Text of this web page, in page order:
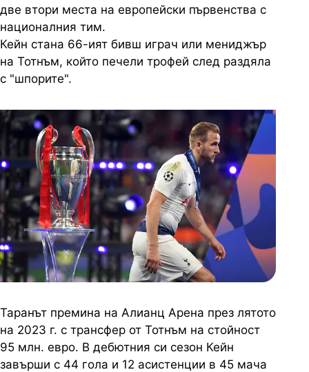
две втори места на европейски първенства с
националния тим.
Кейн стана 66-ият бивш играч или мениджър
на Тотнъм, който печели трофей след раздяла
с "шпорите".
Таранът премина на Алианц Арена през лятото
на 2023 г. с трансфер от Тотнъм на стойност
95 млн. евро. В дебютния си сезон Кейн
завърши с 44 гола и 12 асистенции в 45 мача